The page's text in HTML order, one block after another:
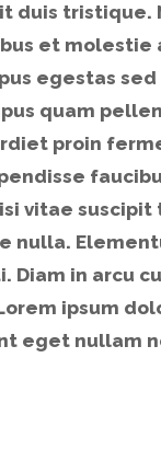
duis tristique.
et molestie
egestas sed
quam
proin
vitae suscipit
nulla.
in arcu
ipsum
eget nullam